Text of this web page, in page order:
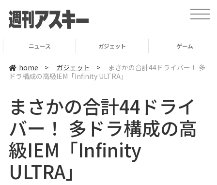
t
o
a
v
ニュース ガジェット ゲーム
home > ガジェット >
まさかの合計44ドライバー！ 多
ドラ構成の高級IEM「Infinity ULTRA」
まさかの合計44ドライ
バー！ 多ドラ構成の高
級IEM「Infinity
ULTRA」